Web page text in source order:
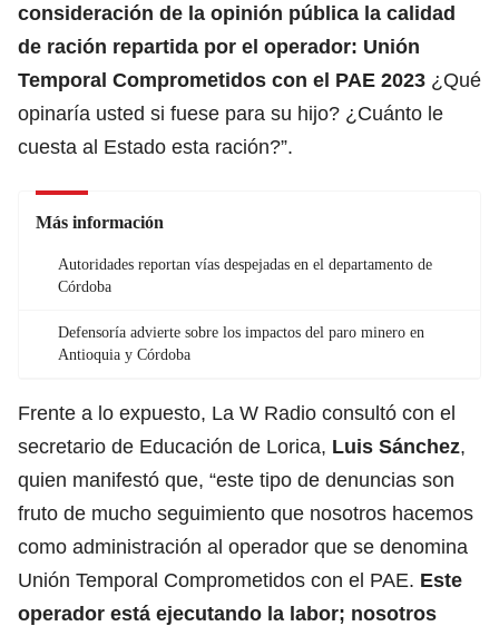
consideración de la opinión pública la calidad
de ración repartida por el operador: Unión
Temporal Comprometidos con el PAE 2023 ¿Qué
opinaría usted si fuese para su hijo? ¿Cuánto le
cuesta al Estado esta ración?”.
Más información
Autoridades reportan vías despejadas en el departamento de
Córdoba
Defensoría advierte sobre los impactos del paro minero en
Antioquia y Córdoba
Frente a lo expuesto, La W Radio consultó con el
secretario de Educación de Lorica, Luis Sánchez,
quien manifestó que, “este tipo de denuncias son
fruto de mucho seguimiento que nosotros hacemos
como administración al operador que se denomina
Unión Temporal Comprometidos con el PAE. Este
operador está ejecutando la labor; nosotros